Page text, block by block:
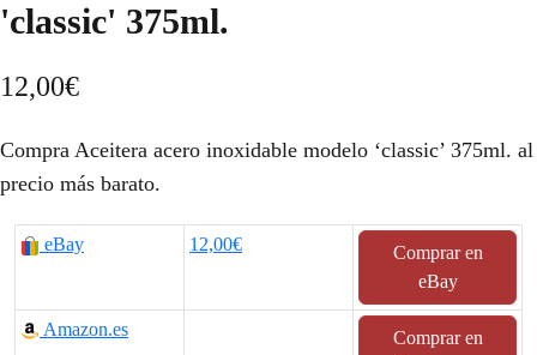
'classic' 375ml.
12,00€
Compra Aceitera acero inoxidable modelo ‘classic’ 375ml. al
precio más barato.
eBay 12,00€
Comprar en
eBay
Amazon.es
Comprar en